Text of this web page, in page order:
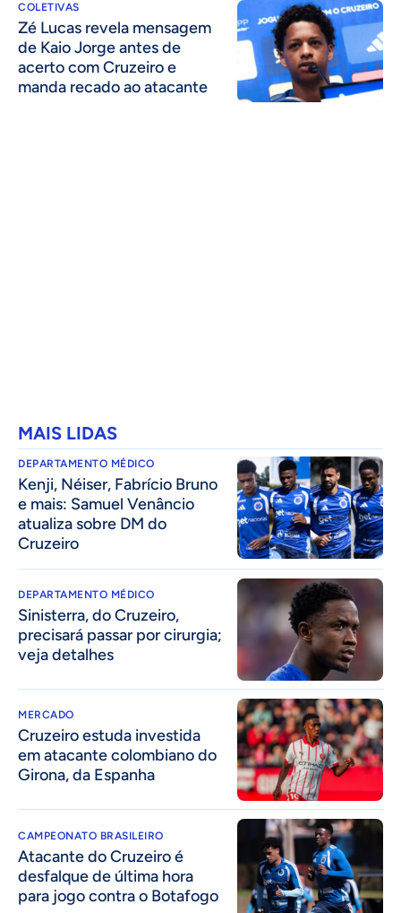
COLETIVAS
Zé Lucas revela mensagem
de Kaio Jorge antes de
acerto com Cruzeiro e
manda recado ao atacante
MAIS LIDAS
DEPARTAMENTO MÉDICO
Kenji, Néiser, Fabrício Bruno
e mais: Samuel Venâncio
atualiza sobre DM do
Cruzeiro
DEPARTAMENTO MÉDICO
Sinisterra, do Cruzeiro,
precisará passar por cirurgia;
veja detalhes
MERCADO
Cruzeiro estuda investida
em atacante colombiano do
Girona, da Espanha
CAMPEONATO BRASILEIRO
Atacante do Cruzeiro é
desfalque de última hora
para jogo contra o Botafogo